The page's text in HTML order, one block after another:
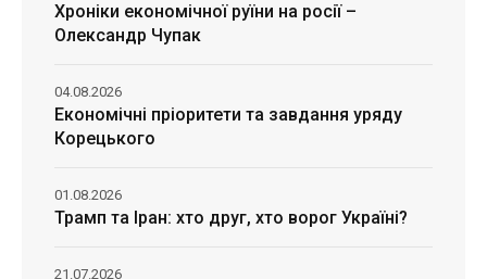
Хроніки економічної руїни на росії –
Олександр Чупак
Економічні пріоритети та завдання уряду
Корецького
04.08.2026
Трамп та Іран: хто друг, хто ворог Україні?
01.08.2026
21.07.2026